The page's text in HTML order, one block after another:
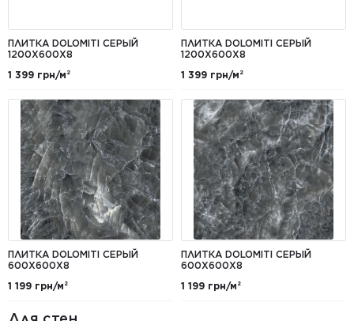
ПЛИТКА DOLOMITI СЕРЫЙ
1200X600X8
1 399 грн/м²
ПЛИТКА DOLOMITI СЕРЫЙ
1200Х600Х8
1 399 грн/м²
ПЛИТКА DOLOMITI СЕРЫЙ
600Х600Х8
1 199 грн/м²
ПЛИТКА DOLOMITI СЕРЫЙ
600Х600Х8
1 199 грн/м²